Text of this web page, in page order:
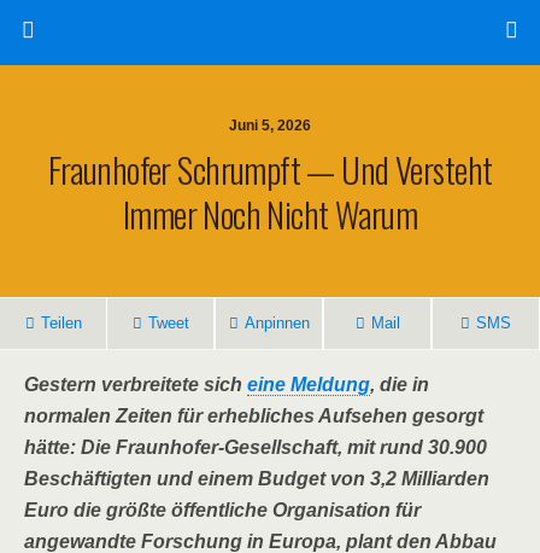
Juni 5, 2026
Fraunhofer Schrumpft — Und Versteht
Immer Noch Nicht Warum
Teilen Tweet Anpinnen Mail SMS
Gestern verbreitete sich eine Meldung, die in
normalen Zeiten für erhebliches Aufsehen gesorgt
hätte: Die Fraunhofer-Gesellschaft, mit rund 30.900
Beschäftigten und einem Budget von 3,2 Milliarden
Euro die größte öffentliche Organisation für
angewandte Forschung in Europa, plant den Abbau